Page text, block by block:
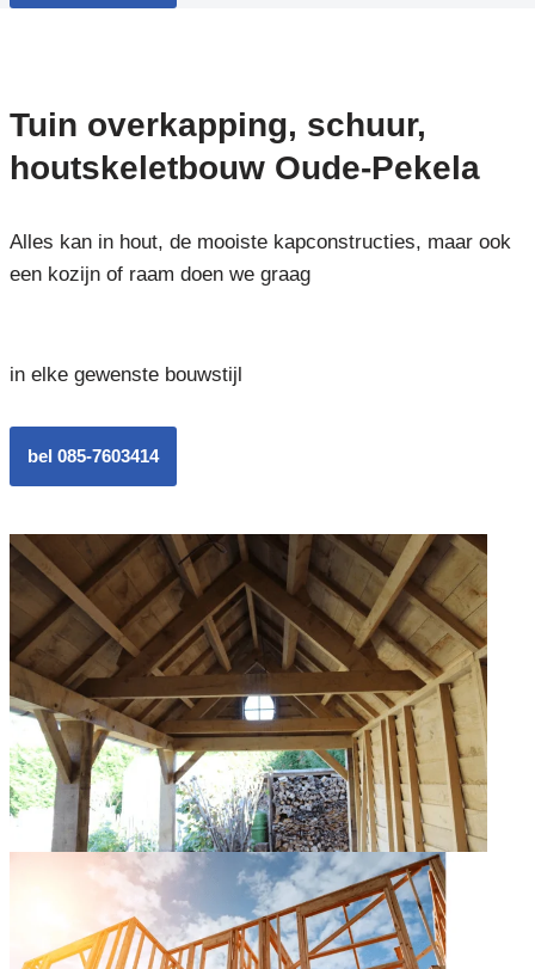
Tuin overkapping, schuur,
houtskeletbouw Oude-Pekela
Alles kan in hout, de mooiste kapconstructies, maar ook
een kozijn of raam doen we graag
in elke gewenste bouwstijl
bel 085-7603414